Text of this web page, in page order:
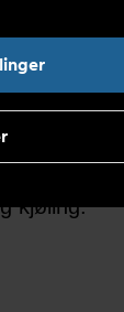
varme
en
kjøling.